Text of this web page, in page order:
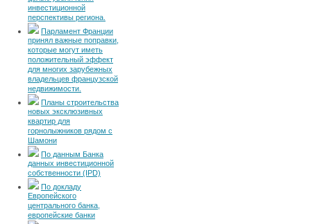
инвестиционной
перспективы региона.
Парламент Франции
принял важные поправки,
которые могут иметь
положительный эффект
для многих зарубежных
владельцев французской
недвижимости.
Планы строительства
новых эксклюзивных
квартир для
горнолыжников рядом с
Шамони
По данным Банка
данных инвестиционной
собственности (IPD)
По докладу
Европейского
центрального банка,
европейские банки